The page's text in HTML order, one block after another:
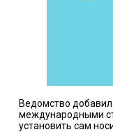
Ведомство
международными
установить сам